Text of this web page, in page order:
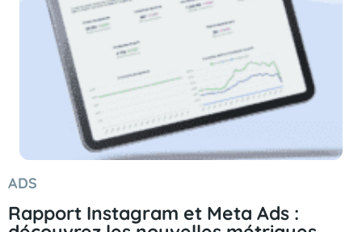
ADS
Rapport Instagram et Meta Ads :